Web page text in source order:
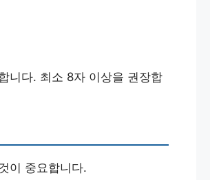
니다. 최소 8자 이상을 권장합
이 중요합니다.